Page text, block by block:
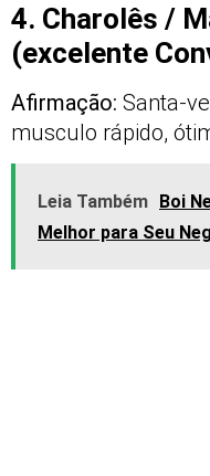
4. Charolês /
(excelente
Afirmação: Santa-
musculo rápido,
Leia Também Boi
Melhor para Seu